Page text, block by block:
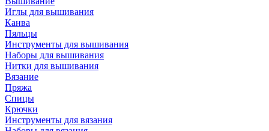
Иглы для вышивания
Канва
Пяльцы
Инструменты для вышивания
Наборы для вышивания
Нитки для вышивания
Вязание
Пряжа
Спицы
Крючки
Инструменты для вязания